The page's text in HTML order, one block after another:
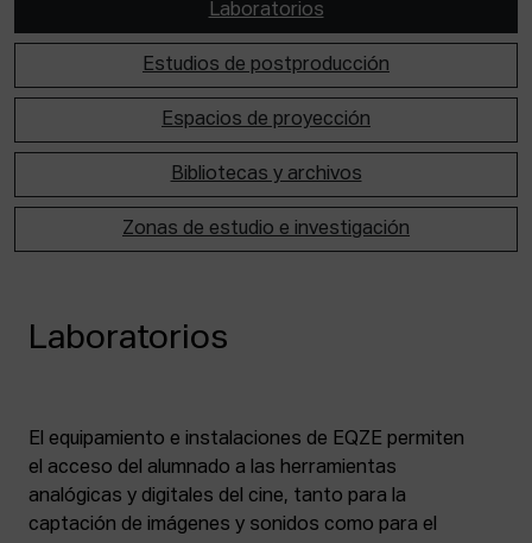
Laboratorios
Estudios de postproducción
Espacios de proyección
Bibliotecas y archivos
Zonas de estudio e investigación
Laboratorios
El equipamiento e instalaciones de EQZE permiten
el acceso del alumnado a las herramientas
analógicas y digitales del cine, tanto para la
captación de imágenes y sonidos como para el